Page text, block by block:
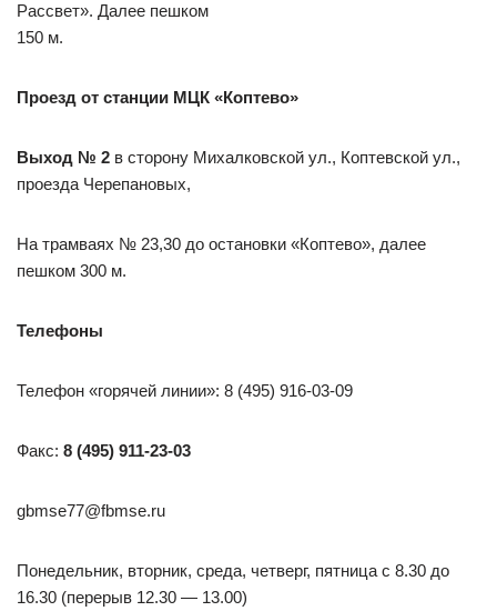
Рассвет». Далее пешком
150 м.
Проезд от станции МЦК «Коптево»
Выход № 2 в сторону Михалковской ул., Коптевской ул.,
проезда Черепановых,
На трамваях № 23,30 до остановки «Коптево», далее
пешком 300 м.
Телефоны
Телефон «горячей линии»: 8 (495) 916-03-09
Факс: 8 (495) 911-23-03
gbmse77@fbmse.ru
Понедельник, вторник, среда, четверг, пятница с 8.30 до
16.30 (перерыв 12.30 — 13.00)